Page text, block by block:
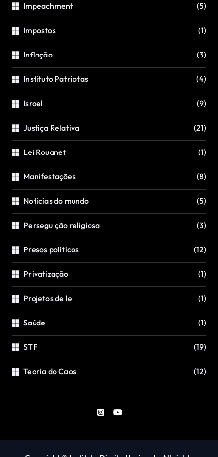
Impeachment (5)
Impostos (1)
Inflação (3)
Instituto Patriotas (4)
Israel (9)
Justiça Relativa (21)
Lei Rouanet (1)
Manifestações (8)
Noticias do mundo (5)
Perseguição religiosa (3)
Presos políticos (12)
Privatização (1)
Projetos de lei (1)
Saúde (1)
STF (19)
Teoria do Caos (12)